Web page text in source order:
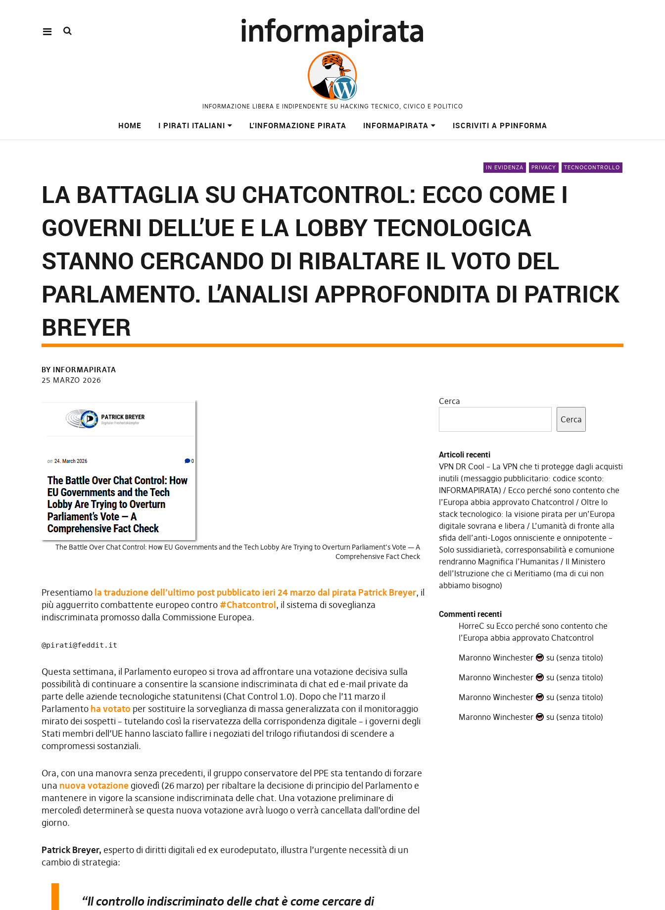
informapirata
INFORMAZIONE LIBERA E INDIPENDENTE SU HACKING TECNICO, CIVICO E POLITICO
HOME I PIRATI ITALIANI L’INFORMAZIONE PIRATA INFORMAPIRATA ISCRIVITI A PPINFORMA
IN EVIDENZA PRIVACY TECNOCONTROLLO
LA BATTAGLIA SU CHATCONTROL: ECCO COME I
GOVERNI DELL’UE E LA LOBBY TECNOLOGICA
STANNO CERCANDO DI RIBALTARE IL VOTO DEL
PARLAMENTO. L’ANALISI APPROFONDITA DI PATRICK
BREYER
BY INFORMAPIRATA
25 MARZO 2026
The Battle Over Chat Control: How EU Governments and the Tech Lobby Are Trying to Overturn Parliament’s Vote — A
Comprehensive Fact Check
Presentiamo la traduzione dell’ultimo post pubblicato ieri 24 marzo dal pirata Patrick Breyer, il
più agguerrito combattente europeo contro #Chatcontrol, il sistema di soveglianza
indiscriminata promosso dalla Commissione Europea.
@pirati@feddit.it
Questa settimana, il Parlamento europeo si trova ad affrontare una votazione decisiva sulla
possibilità di continuare a consentire la scansione indiscriminata di chat ed e-mail private da
parte delle aziende tecnologiche statunitensi (Chat Control 1.0). Dopo che l’11 marzo il
Parlamento ha votato per sostituire la sorveglianza di massa generalizzata con il monitoraggio
mirato dei sospetti – tutelando così la riservatezza della corrispondenza digitale – i governi degli
Stati membri dell’UE hanno lasciato fallire i negoziati del trilogo rifiutandosi di scendere a
compromessi sostanziali.
Ora, con una manovra senza precedenti, il gruppo conservatore del PPE sta tentando di forzare
una nuova votazione giovedì (26 marzo) per ribaltare la decisione di principio del Parlamento e
mantenere in vigore la scansione indiscriminata delle chat. Una votazione preliminare di
mercoledì determinerà se questa nuova votazione avrà luogo o verrà cancellata dall’ordine del
giorno.
Patrick Breyer, esperto di diritti digitali ed ex eurodeputato, illustra l’urgente necessità di un
cambio di strategia:
“Il controllo indiscriminato delle chat è come cercare di
Cerca
Cerca
Articoli recenti
VPN DR Cool – La VPN che ti protegge dagli acquisti
inutili (messaggio pubblicitario: codice sconto:
INFORMAPIRATA)
Ecco perché sono contento che
l’Europa abbia approvato Chatcontrol
Oltre lo
stack tecnologico: la visione pirata per un’Europa
digitale sovrana e libera
L’umanità di fronte alla
sfida dell’anti-Logos onnisciente e onnipotente –
Solo sussidiarietà, corresponsabilità e comunione
rendranno Magnifica l’Humanitas
Il Ministero
dell’Istruzione che ci Meritiamo (ma di cui non
abbiamo bisogno)
Commenti recenti
HorreC su Ecco perché sono contento che
l’Europa abbia approvato Chatcontrol
Maronno Winchester
su (senza titolo)
Maronno Winchester
su (senza titolo)
Maronno Winchester
su (senza titolo)
Maronno Winchester
su (senza titolo)